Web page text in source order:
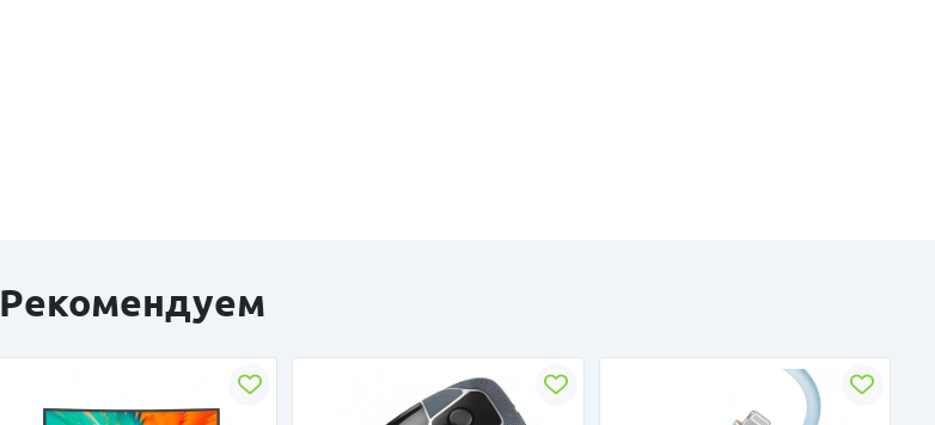
Рекомендуем